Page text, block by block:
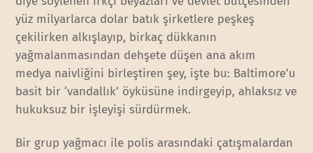
yüz milyarlarca dolar batık şirketlere peşkeş
çekilirken alkışlayıp, birkaç dükkanın
yağmalanmasından dehşete düşen ana akım
medya naivliğini birleştiren şey, işte bu: Baltimore’u
basit bir ‘vandallık’ öyküsüne indirgeyip, ahlaksız ve
hukuksuz bir işleyişi sürdürmek.
Bir grup yağmacı ile polis arasındaki çatışmalardan